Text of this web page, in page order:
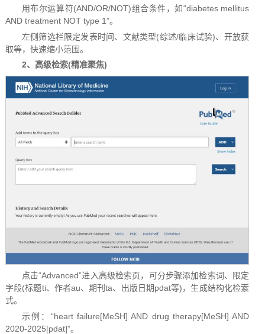
用布尔运算符(AND/OR/NOT)组合条件，如“diabetes mellitus
AND treatment NOT type 1”。
左侧筛选栏限定发表时间、文献类型(综述/临床试验)、开放获
取等，快速缩小范围。
2、高级检索(精准聚焦)
点击“Advanced”进入高级检索页，可分步骤添加检索词、限定
字段(标题ti、作者au、期刊ta、出版日期pdat等)，生成结构化检索
式。
示例：“heart failure[MeSH] AND drug therapy[MeSH] AND
2020-2025[pdat]”。